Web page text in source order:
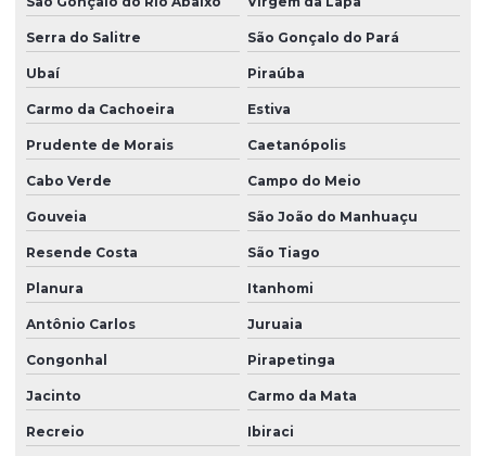
Serra do Salitre São Gonçalo do Pará
Ubaí Piraúba
Carmo da Cachoeira Estiva
Prudente de Morais Caetanópolis
Cabo Verde Campo do Meio
Gouveia São João do Manhuaçu
Resende Costa São Tiago
Planura Itanhomi
Antônio Carlos Juruaia
Congonhal Pirapetinga
Jacinto Carmo da Mata
Recreio Ibiraci